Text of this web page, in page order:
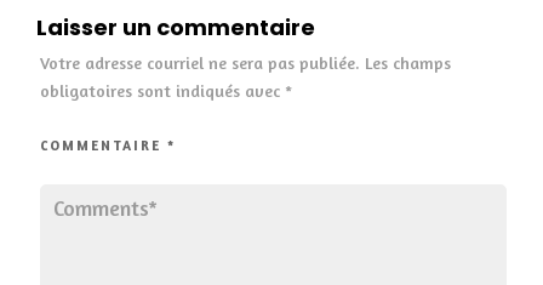
Laisser un commentaire
Votre adresse courriel ne sera pas publiée. Les champs
obligatoires sont indiqués avec *
COMMENTAIRE *